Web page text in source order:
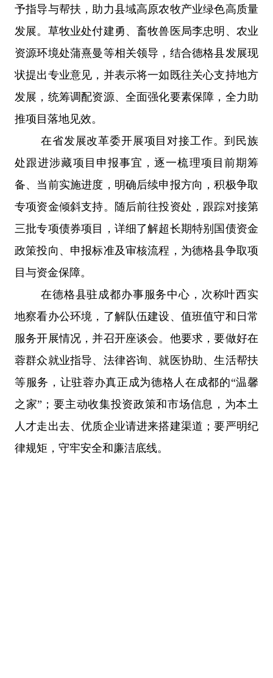
予指导与帮扶，助力县域高原农牧产业绿色高质量
发展。草牧业处付建勇、畜牧兽医局李忠明、农业
资源环境处蒲熹曼等相关领导，结合德格县发展现
状提出专业意见，并表示将一如既往关心支持地方
发展，统筹调配资源、全面强化要素保障，全力助
推项目落地见效。
在省发展改革委开展项目对接工作。到民族
处跟进涉藏项目申报事宜，逐一梳理项目前期筹
备、当前实施进度，明确后续申报方向，积极争取
专项资金倾斜支持。随后前往投资处，跟踪对接第
三批专项债券项目，详细了解超长期特别国债资金
政策投向、申报标准及审核流程，为德格县争取项
目与资金保障。
在德格县驻成都办事服务中心，次称叶西实
地察看办公环境，了解队伍建设、值班值守和日常
服务开展情况，并召开座谈会。他要求，要做好在
蓉群众就业指导、法律咨询、就医协助、生活帮扶
等服务，让驻蓉办真正成为德格人在成都的“温馨
之家” ；要主动收集投资政策和市场信息，为本土
人才走出去、优质企业请进来搭建渠道；要严明纪
律规矩，守牢安全和廉洁底线。